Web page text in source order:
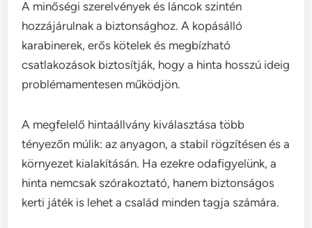
A minőségi szerelvények és láncok szintén
hozzájárulnak a biztonsághoz. A kopásálló
karabinerek, erős kötelek és megbízható
csatlakozások biztosítják, hogy a hinta hosszú ideig
problémamentesen működjön.
A megfelelő hintaállvány kiválasztása több
tényezőn múlik: az anyagon, a stabil rögzítésen és a
környezet kialakításán. Ha ezekre odafigyelünk, a
hinta nemcsak szórakoztató, hanem biztonságos
kerti játék is lehet a család minden tagja számára.